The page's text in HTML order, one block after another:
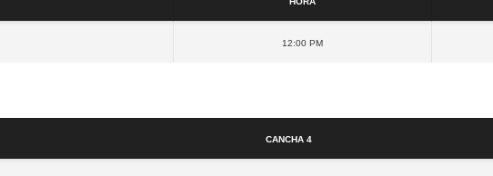
12:00 pm
Cancha 4